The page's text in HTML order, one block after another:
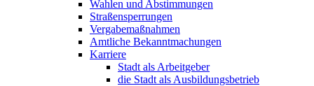
Wahlen und Abstimmungen
Straßensperrungen
Vergabemaßnahmen
Amtliche Bekanntmachungen
Karriere
Stadt als Arbeitgeber
die Stadt als Ausbildungsbetrieb